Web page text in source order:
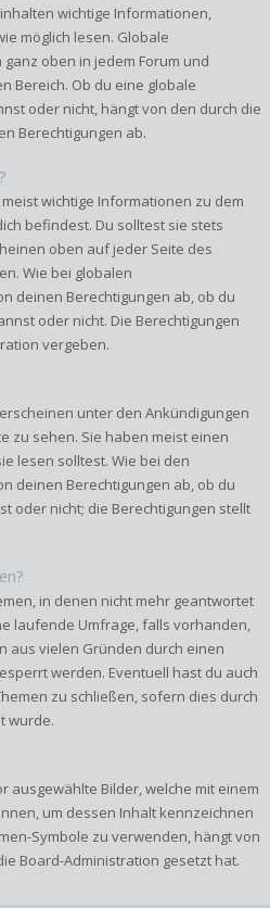
wichtige Informationen,
möglich lesen. Globale
oben in jedem Forum und
Bereich. Ob du eine globale
oder nicht, hängt von den durch die
Berechtigungen ab.
wichtige Informationen zu dem
befindest. Du solltest sie stets
oben auf jeder Seite des
Wie bei globalen
deinen Berechtigungen ab, ob du
oder nicht. Die Berechtigungen
vergeben.
unter den Ankündigungen
zu sehen. Sie haben meist einen
lesen solltest. Wie bei den
deinen Berechtigungen ab, ob du
oder nicht; die Berechtigungen stellt
in denen nicht mehr geantwortet
laufende Umfrage, falls vorhanden,
aus vielen Gründen durch einen
werden. Eventuell hast du auch
zu schließen, sofern dies durch
wurde.
ausgewählte Bilder, welche mit einem
um dessen Inhalt kennzeichnen
Symbole zu verwenden, hängt von
Board-Administration gesetzt hat.